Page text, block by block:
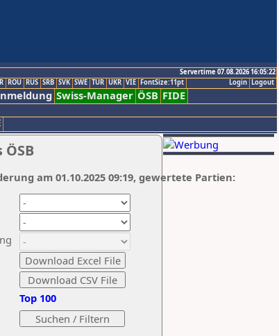
Servertime 07.08.2026 16:05:22
Logout
Login
ROU RUS SRB SVK SWE TUR UKR VIE FontSize:11pt
Swiss-Manager ÖSB FIDE
Top 100
am 01.10.2025 09:19, gewertete Partien: